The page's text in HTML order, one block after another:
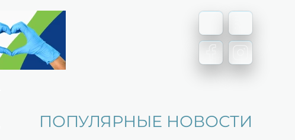
ПОПУЛЯРНЫЕ НОВОСТИ